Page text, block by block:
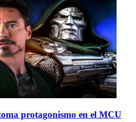
protagonismo en el MCU